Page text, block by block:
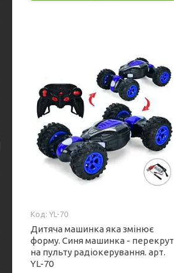
YL-70
Дитяча машинка яка змінює
форму. Синя машинка - перекрут
на пульту радіокерування. арт.
YL-70